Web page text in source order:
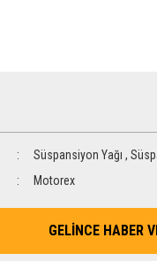
Süspansiyon Yağı ,
Motorex
GELİNCE HABER